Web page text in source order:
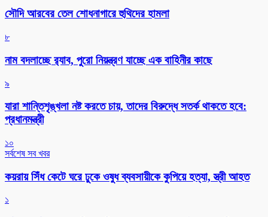
সৌদি আরবের তেল শোধনাগারে হুথিদের হামলা
৮
নাম বদলাচ্ছে র‌্যাব, পুরো নিয়ন্ত্রণ যাচ্ছে এক বাহিনীর কাছে
৯
যারা শান্তিশৃঙ্খলা নষ্ট করতে চায়, তাদের বিরুদ্ধে সতর্ক থাকতে হবে:
প্রধানমন্ত্রী
১০
সর্বশেষ সব খবর
কয়রায় সিঁধ কেটে ঘরে ঢুকে ওষুধ ব্যবসায়ীকে কুপিয়ে হত্যা, স্ত্রী আহত
১